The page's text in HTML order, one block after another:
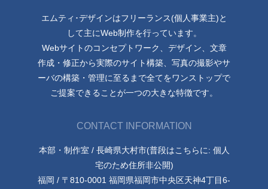
エムティ･デザインはフリーランス(個人事業主)と
して主にWeb制作を行っています。
Webサイトのコンセプトワーク、デザイン、文章
作成・修正から実際のサイト構築、写真の撮影やサ
ーバの構築・管理に至るまで全てをワンストップで
ご提案できることが一つの大きな特徴です。
CONTACT INFORMATION
本部・制作室 / 長崎県大村市(普段はこちらに: 個人
宅のため住所非公開)
福岡 / 〒810-0001 福岡県福岡市中央区天神4丁目6-